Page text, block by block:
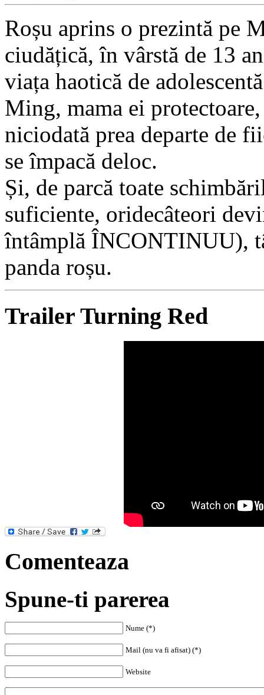
Roșu aprins o prezintă pe
ciudățică, în vârstă de 13
viața haotică de
Ming, mama ei
niciodată prea departe de
se împacă deloc.
Și, de parcă toate
suficiente, oridecâteori
întâmplă ÎNCONTINUU),
panda roșu.
Trailer Turning Red
Comenteaza
Spune-ti parerea
Nume (*)
Mail (nu va fi afisat) (*)
Website